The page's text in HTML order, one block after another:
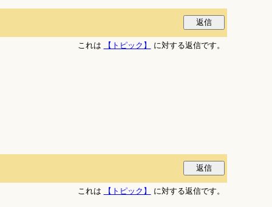
これは
【トピック】 に対する返信です。
これは
【トピック】 に対する返信です。